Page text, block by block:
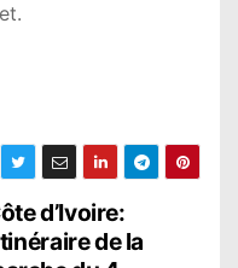
d’Ivoire:
de la